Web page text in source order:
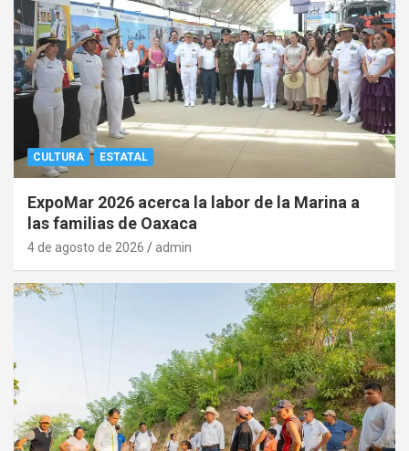
CULTURA ESTATAL
ExpoMar 2026 acerca la labor de la Marina a
las familias de Oaxaca
4 de agosto de 2026 admin